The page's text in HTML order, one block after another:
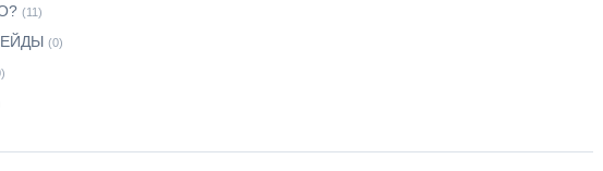
(11)
(0)